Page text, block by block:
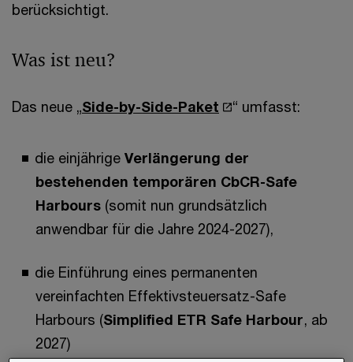
berücksichtigt.
Was ist neu?
Das neue „Side-by-Side-Paket “ umfasst:
die einjährige Verlängerung der
bestehenden temporären CbCR-Safe
Harbours (somit nun grundsätzlich
anwendbar für die Jahre 2024-2027),
die Einführung eines permanenten
vereinfachten Effektivsteuersatz-Safe
Harbours (Simplified ETR Safe Harbour, ab
2027)